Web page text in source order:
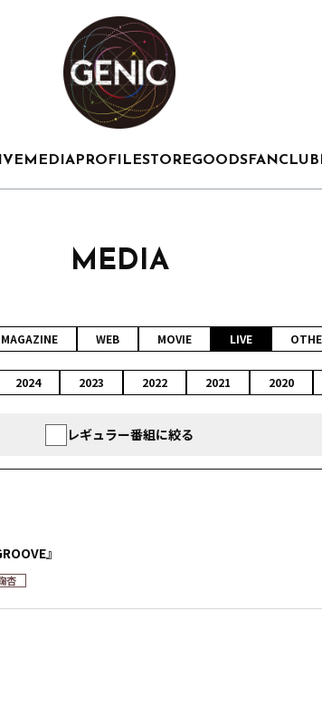
MEDIAPROFILESTOREGOODSFANCLUB
MEDIA
MAGAZINE WEB MOVIE LIVE
2024 2023 2022 2021 2020
レギュラー番組に絞る
』
杏